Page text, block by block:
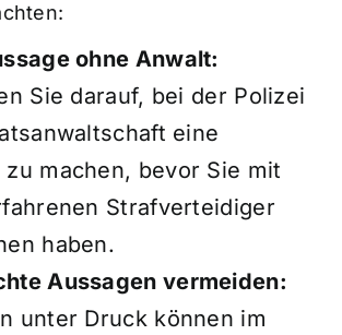
ohne Anwalt:
Sie darauf, bei der Polizei
eine
zu machen, bevor Sie mit
Strafverteidiger
haben.
Aussagen vermeiden:
unter Druck können im